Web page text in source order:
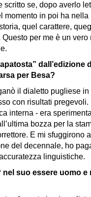
scritto se, dopo averlo
momento in poi ha nella
quel carattere,
per me è un vero
dall’edizione
per Besa?
il dialetto pugliese in
con risultati
interna - era
bozza per la
E mi sfuggirono
del decennale, ho
linguistiche.
nel suo essere uomo e